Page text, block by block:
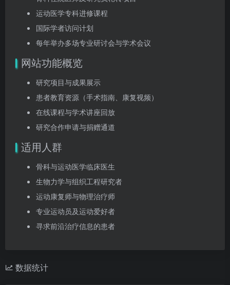
运动医学专科进修课程
国际学者访问计划
每年举办多场专业研讨会与学术会议
网站功能概览
研究项目与成果展示
患者教育资源（手术指南、康复视频）
在线课程与学术讲座回放
研究合作申请与捐赠通道
适用人群
骨科与运动医学临床医生
生物力学与组织工程研究者
运动康复师与物理治疗师
专业运动员及运动爱好者
寻求前沿治疗信息的患者
数据统计